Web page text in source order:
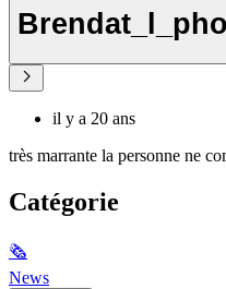
il y a 20 ans
très marrante la personne ne
Catégorie
🗞
News